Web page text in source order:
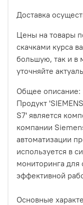
Доставка
Цены на товары
скачками курса
большую, так и в
уточняйте
Общее описание:
Продукт
S7' является
компании
автоматизации
используется в
мониторинга для
эффективной
Основные